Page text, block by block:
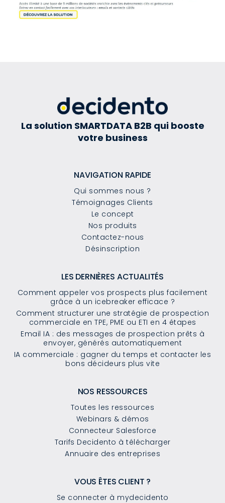
La solution SMARTDATA B2B qui booste
votre business
NAVIGATION RAPIDE
Qui sommes nous ?
Témoignages Clients
Le concept
Nos produits
Contactez-nous
Désinscription
LES DERNIÈRES ACTUALITÉS
Comment appeler vos prospects plus facilement
grâce à un icebreaker efficace ?
Comment structurer une stratégie de prospection
commerciale en TPE, PME ou ETI en 4 étapes
Email IA : des messages de prospection prêts à
envoyer, générés automatiquement
IA commerciale : gagner du temps et contacter les
bons décideurs plus vite
NOS RESSOURCES
Toutes les ressources
Webinars & démos
Connecteur Salesforce
Tarifs Decidento à télécharger
Annuaire des entreprises
VOUS ÊTES CLIENT ?
Se connecter à mydecidento